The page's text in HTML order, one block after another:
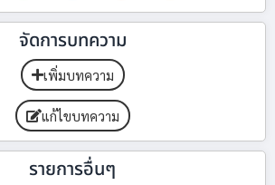
จัดการบทความ
เพิ่มบทความ
แก้ไขบทความ
รายการอื่นๆ